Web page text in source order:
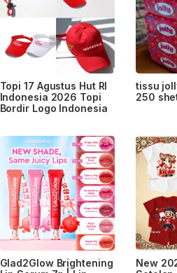
Topi 17 Agustus Hut RI
Indonesia 2026 Topi
Bordir Logo Indonesia
tissu
250
Glad2Glow Brightening
New